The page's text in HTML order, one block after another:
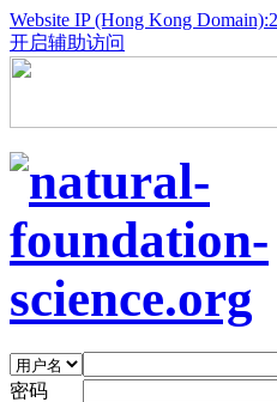
Website IP (Hong Kong
开启辅助访问
密码